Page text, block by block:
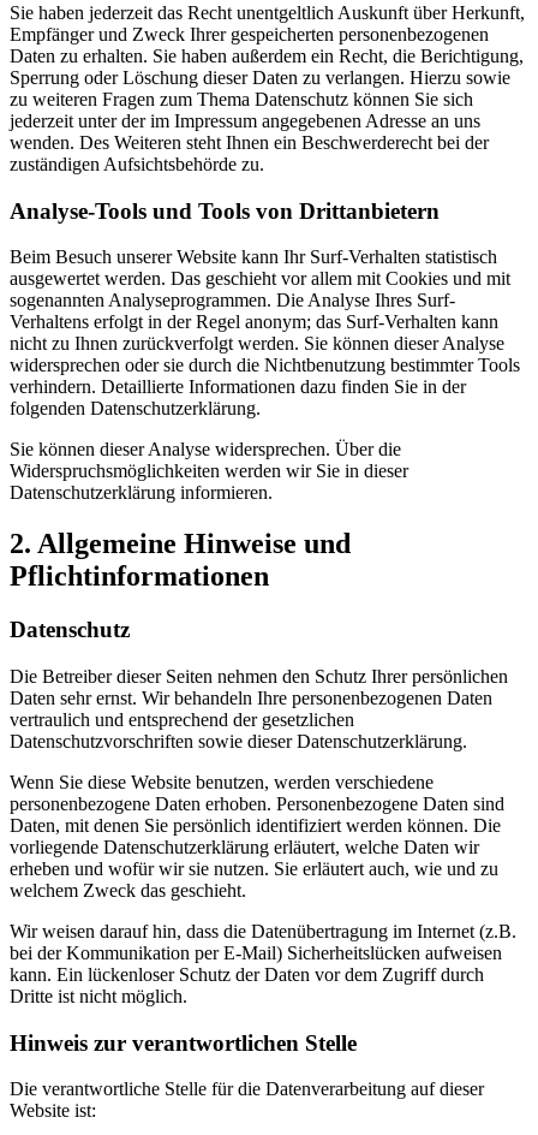
Sie haben jederzeit das Recht unentgeltlich Auskunft über Herkunft,
Empfänger und Zweck Ihrer gespeicherten personenbezogenen
Daten zu erhalten. Sie haben außerdem ein Recht, die Berichtigung,
Sperrung oder Löschung dieser Daten zu verlangen. Hierzu sowie
zu weiteren Fragen zum Thema Datenschutz können Sie sich
jederzeit unter der im Impressum angegebenen Adresse an uns
wenden. Des Weiteren steht Ihnen ein Beschwerderecht bei der
zuständigen Aufsichtsbehörde zu.
Analyse-Tools und Tools von Drittanbietern
Beim Besuch unserer Website kann Ihr Surf-Verhalten statistisch
ausgewertet werden. Das geschieht vor allem mit Cookies und mit
sogenannten Analyseprogrammen. Die Analyse Ihres Surf-
Verhaltens erfolgt in der Regel anonym; das Surf-Verhalten kann
nicht zu Ihnen zurückverfolgt werden. Sie können dieser Analyse
widersprechen oder sie durch die Nichtbenutzung bestimmter Tools
verhindern. Detaillierte Informationen dazu finden Sie in der
folgenden Datenschutzerklärung.
Sie können dieser Analyse widersprechen. Über die
Widerspruchsmöglichkeiten werden wir Sie in dieser
Datenschutzerklärung informieren.
2. Allgemeine Hinweise und
Pflichtinformationen
Datenschutz
Die Betreiber dieser Seiten nehmen den Schutz Ihrer persönlichen
Daten sehr ernst. Wir behandeln Ihre personenbezogenen Daten
vertraulich und entsprechend der gesetzlichen
Datenschutzvorschriften sowie dieser Datenschutzerklärung.
Wenn Sie diese Website benutzen, werden verschiedene
personenbezogene Daten erhoben. Personenbezogene Daten sind
Daten, mit denen Sie persönlich identifiziert werden können. Die
vorliegende Datenschutzerklärung erläutert, welche Daten wir
erheben und wofür wir sie nutzen. Sie erläutert auch, wie und zu
welchem Zweck das geschieht.
Wir weisen darauf hin, dass die Datenübertragung im Internet (z.B.
bei der Kommunikation per E-Mail) Sicherheitslücken aufweisen
kann. Ein lückenloser Schutz der Daten vor dem Zugriff durch
Dritte ist nicht möglich.
Hinweis zur verantwortlichen Stelle
Die verantwortliche Stelle für die Datenverarbeitung auf dieser
Website ist: